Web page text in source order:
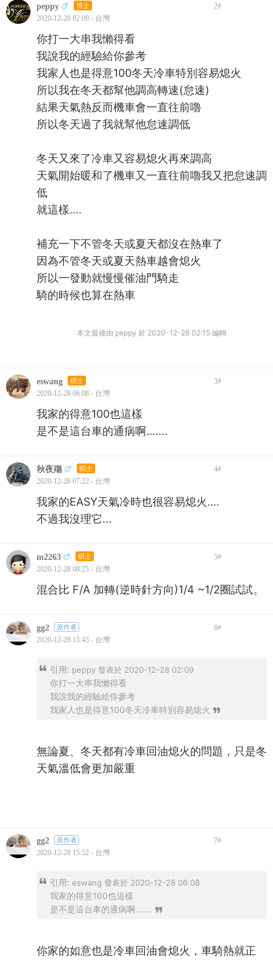
peppy 博士 2#
2020-12-28 02:09 - 台灣
你打一大串我懶得看
我說我的經驗給你參考
我家人也是得意100冬天冷車特別容易熄火
所以我在冬天都幫他調高轉速(怠速)
結果天氣熱反而機車會一直往前嚕
所以冬天過了我就幫他怠速調低
冬天又來了冷車又容易熄火再來調高
天氣開始暖和了機車又一直往前嚕我又把怠速調
低
就這樣....
補充一下不管冬天或夏天都沒在熱車了
因為不管冬天或夏天熱車越會熄火
所以一發動就慢慢催油門騎走
騎的時候也算在熱車
本文最後由 peppy 於 2020-12-28 02:15 編輯
eswang 碩士 3#
2020-12-28 06:08 - 台灣
我家的得意100也這樣
是不是這台車的通病啊.......
秋夜殤 碩士 4#
2020-12-28 07:22 - 台灣
我家的EASY天氣冷時也很容易熄火....
不過我沒理它...
m2263 碩士 5#
2020-12-28 08:25 - 台灣
混合比 F/A 加轉(逆時針方向)1/4 ~1/2圈試試。
gg2 原作者 6#
2020-12-28 15:43 - 台灣
引用: peppy 發表於 2020-12-28 02:09
你打一大串我懶得看
我說我的經驗給你參考
我家人也是得意100冬天冷車特別容易熄火
無論夏、冬天都有冷車回油熄火的問題，只是冬
天氣溫低會更加嚴重
gg2 原作者 7#
2020-12-28 15:52 - 台灣
引用: eswang 發表於 2020-12-28 06:08
我家的得意100也這樣
是不是這台車的通病啊.......
你家的如意也是冷車回油會熄火，車騎熱就正